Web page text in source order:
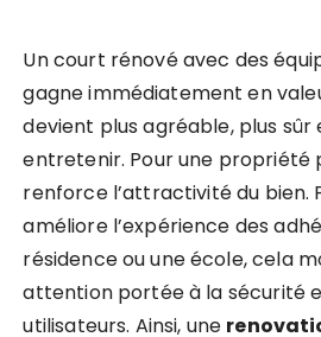
Un court rénové avec des
gagne immédiatement en
devient plus agréable, plus sûr
entretenir. Pour une propriété
renforce l’attractivité du bien.
améliore l’expérience des
résidence ou une école, cela
attention portée à la sécurité
utilisateurs. Ainsi, une